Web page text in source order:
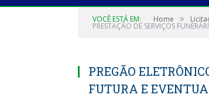
VOCÊ ESTÁ EM: Home »
PRESTAÇÃO DE SERVIÇOS
PREGÃO
FUTURA E